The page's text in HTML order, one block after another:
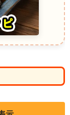
とろみスープ
ェ」は、セモリナ
ろんと滑らかで、
やつにも、風邪の
在感のある一品。
しとフルーツ、そ
食べることもあ
りはフルーティー